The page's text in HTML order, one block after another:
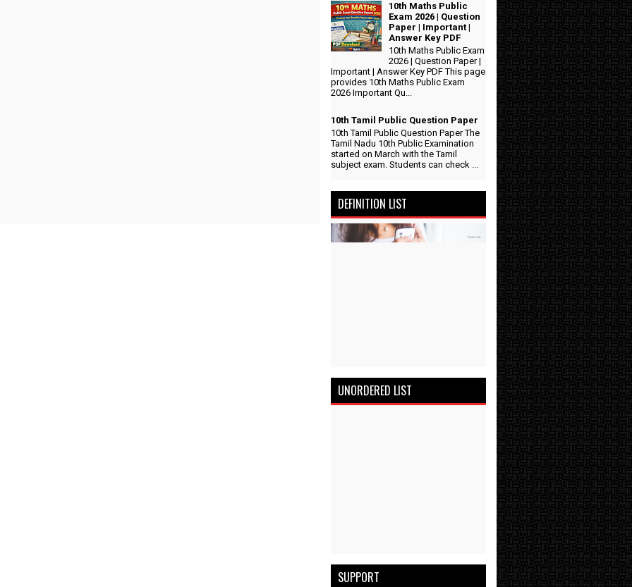
10th Maths Public
Exam 2026 | Question
Paper | Important |
Answer Key PDF
10th Maths Public Exam
2026 | Question Paper |
Important | Answer Key PDF This page
provides 10th Maths Public Exam
2026 Important Qu...
10th Tamil Public Question Paper
10th Tamil Public Question Paper The
Tamil Nadu 10th Public Examination
started on March with the Tamil
subject exam. Students can check ...
DEFINITION LIST
UNORDERED LIST
SUPPORT